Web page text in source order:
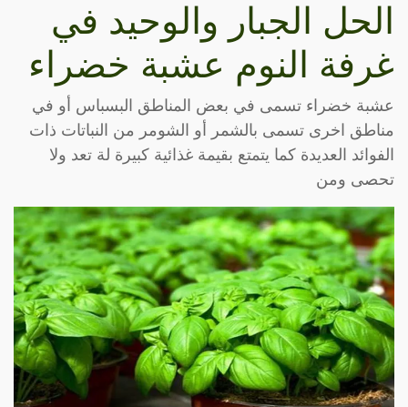
الحل الجبار والوحيد في
غرفة النوم عشبة خضراء
عشبة خضراء تسمى في بعض المناطق البسباس أو في
مناطق اخرى تسمى بالشمر أو الشومر من النباتات ذات
الفوائد العديدة كما يتمتع بقيمة غذائية كبيرة لة تعد ولا
تحصى ومن